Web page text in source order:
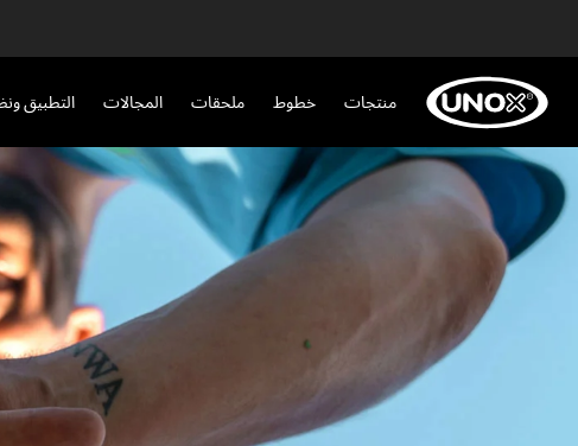
منتجات خطوط ملحقات المجالات التطبيق